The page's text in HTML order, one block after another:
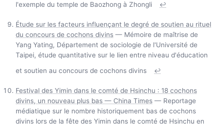
l'exemple du temple de Baozhong à Zhongli
↩
Étude sur les facteurs influençant le degré de soutien au rituel
du concours de cochons divins — Mémoire de maîtrise de
Yang Yating, Département de sociologie de l'Université de
Taipei, étude quantitative sur le lien entre niveau d'éducation
et soutien au concours de cochons divins
↩
Festival des Yimin dans le comté de Hsinchu : 18 cochons
divins, un nouveau plus bas — China Times — Reportage
médiatique sur le nombre historiquement bas de cochons
divins lors de la fête des Yimin dans le comté de Hsinchu en